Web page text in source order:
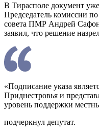
В Тирасполе документ
Председатель комиссии
совета ПМР Андрей
заявил, что решение
«Подписание указа
Приднестровья и
уровень поддержки
подчеркнул депутат.